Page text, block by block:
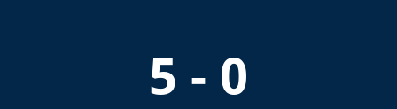
5 - 0